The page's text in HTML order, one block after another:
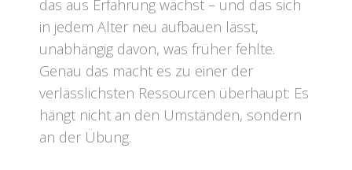
das aus Erfahrung wächst – und das sich
in jedem Alter neu aufbauen lässt,
unabhängig davon, was früher fehlte.
Genau das macht es zu einer der
verlässlichsten Ressourcen überhaupt: Es
hängt nicht an den Umständen, sondern
an der Übung.